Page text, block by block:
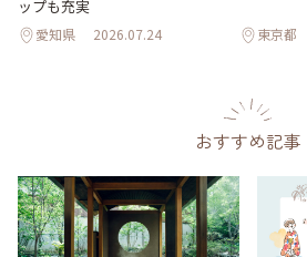
ップも充実
愛知県 2026.07.24 東京都
おすすめ記事